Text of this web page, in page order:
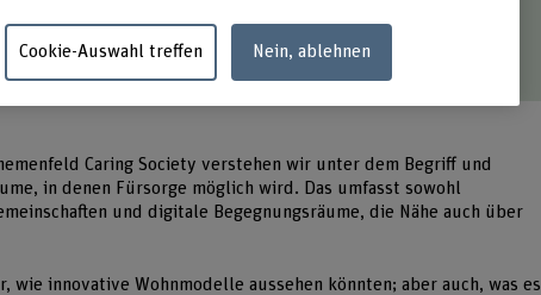
Räume wie neue Wohnformen, soziale Gemeinschaften aber
Bandbreite Caring Spaces verstanden werden können.
Caring Society verstehen wir unter dem Begriff und
in denen Fürsorge möglich wird. Das umfasst sowohl
und digitale Begegnungsräume, die Nähe auch über
innovative Wohnmodelle aussehen könnten; aber auch, was es
Cookie-Auswahl treffen Nein, ablehnen